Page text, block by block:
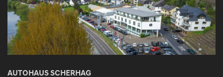
AUTOHAUS SCHERHAG